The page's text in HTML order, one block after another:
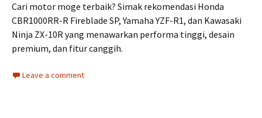
Cari motor moge terbaik? Simak rekomendasi Honda
CBR1000RR-R Fireblade SP, Yamaha YZF-R1, dan Kawasaki
Ninja ZX-10R yang menawarkan performa tinggi, desain
premium, dan fitur canggih.
Leave a comment